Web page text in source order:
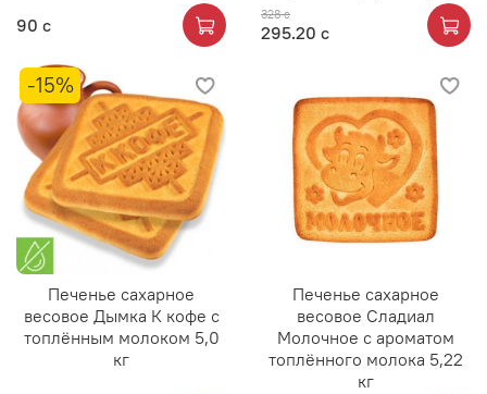
90 с 328 с
295.20 с
-15%
Печенье сахарное
весовое Дымка К кофе с
топлённым молоком 5,0
кг
Печенье сахарное
весовое Сладиал
Молочное с ароматом
топлённого молока 5,22
кг